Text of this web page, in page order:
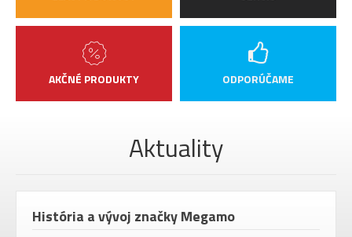
Sweep
GRIPY
Megamo grips
PREDSTAVEC
Satori URSA 35 x 35 mm
SEDLO
Fizik Terra Aidon X5
teleskopická sedlovka Megamo
bez pedálů
HMOTNOSŤ
JAZDCA
120 kg
AKČNÉ PRODUKTY ODPORÚČAME
Aktuality
História a vývoj značky Megamo